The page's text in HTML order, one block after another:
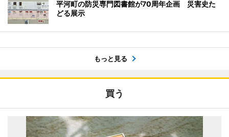
平河町の防災専門図書館が70周年企画 災害史た
どる展示
もっと見る
買う